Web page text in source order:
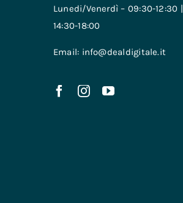
Lunedi/Venerdì – 09:30-12:30 |
14:30-18:00
Email: info@dealdigitale.it